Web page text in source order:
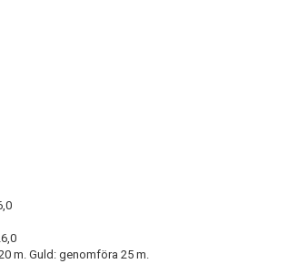
m. Guld: genomföra 25 m.